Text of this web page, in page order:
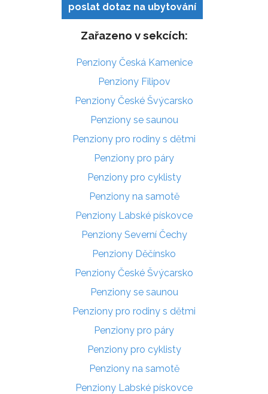
poslat dotaz na ubytování
Zařazeno v sekcích:
Penziony Česká Kamenice
Penziony Filipov
Penziony České Švýcarsko
Penziony se saunou
Penziony pro rodiny s dětmi
Penziony pro páry
Penziony pro cyklisty
Penziony na samotě
Penziony Labské pískovce
Penziony Severní Čechy
Penziony Děčínsko
Penziony České Švýcarsko
Penziony se saunou
Penziony pro rodiny s dětmi
Penziony pro páry
Penziony pro cyklisty
Penziony na samotě
Penziony Labské pískovce